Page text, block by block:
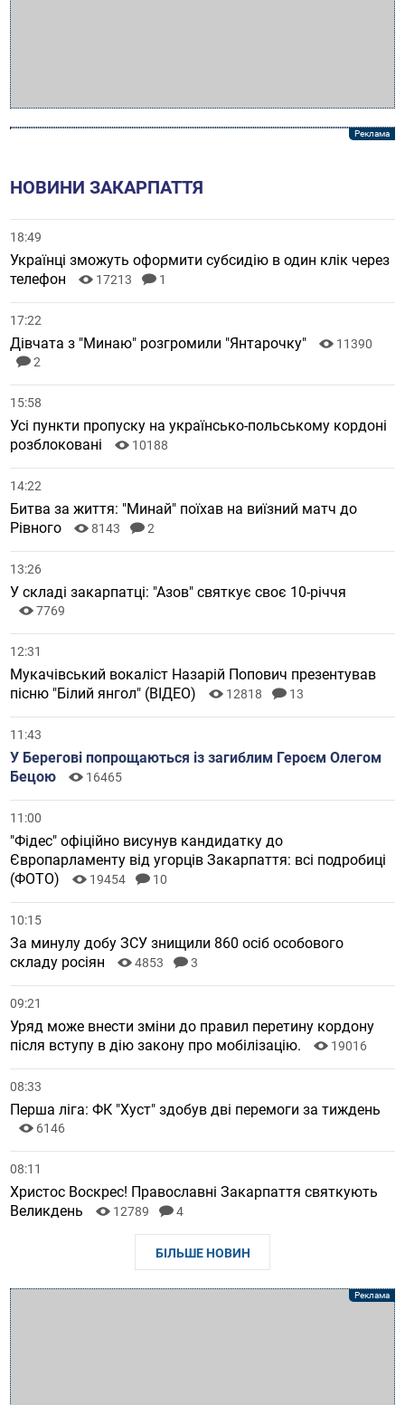
НОВИНИ ЗАКАРПАТТЯ
18:49
Українці зможуть оформити субсидію в один клік через
телефон
17213 1
17:22
Дівчата з "Минаю" розгромили "Янтарочку"
11390
2
15:58
Усі пункти пропуску на українсько-польському кордоні
розблоковані
10188
14:22
Битва за життя: "Минай" поїхав на виїзний матч до
Рівного
8143 2
13:26
У складі закарпатці: "Азов" святкує своє 10-річчя
7769
12:31
Мукачівський вокаліст Назарій Попович презентував
пісню "Білий янгол" (ВІДЕО)
12818 13
11:43
У Берегові попрощаються із загиблим Героєм Олегом
Бецою
16465
11:00
"Фідес" офіційно висунув кандидатку до
Європарламенту від угорців Закарпаття: всі подробиці
(ФОТО)
19454 10
10:15
За минулу добу ЗСУ знищили 860 осіб особового
складу росіян
4853 3
09:21
Уряд може внести зміни до правил перетину кордону
після вступу в дію закону про мобілізацію.
19016
08:33
Перша ліга: ФК "Хуст" здобув дві перемоги за тиждень
6146
08:11
Христос Воскрес! Православні Закарпаття святкують
Великдень
12789 4
БІЛЬШЕ НОВИН